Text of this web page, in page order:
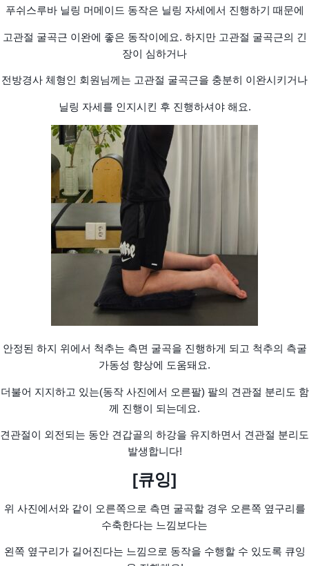
푸쉬스루바 닐링 머메이드 동작은 닐링 자세에서 진행하기 때문에
고관절 굴곡근 이완에 좋은 동작이에요. 하지만 고관절 굴곡근의 긴
장이 심하거나
전방경사 체형인 회원님께는 고관절 굴곡근을 충분히 이완시키거나
닐링 자세를 인지시킨 후 진행하셔야 해요.
안정된 하지 위에서 척추는 측면 굴곡을 진행하게 되고 척추의 측굴
가동성 향상에 도움돼요.
더불어 지지하고 있는(동작 사진에서 오른팔) 팔의 견관절 분리도 함
께 진행이 되는데요.
견관절이 외전되는 동안 견갑골의 하강을 유지하면서 견관절 분리도
발생합니다!
[큐잉]
위 사진에서와 같이 오른쪽으로 측면 굴곡할 경우 오른쪽 옆구리를
수축한다는 느낌보다는
왼쪽 옆구리가 길어진다는 느낌으로 동작을 수행할 수 있도록 큐잉